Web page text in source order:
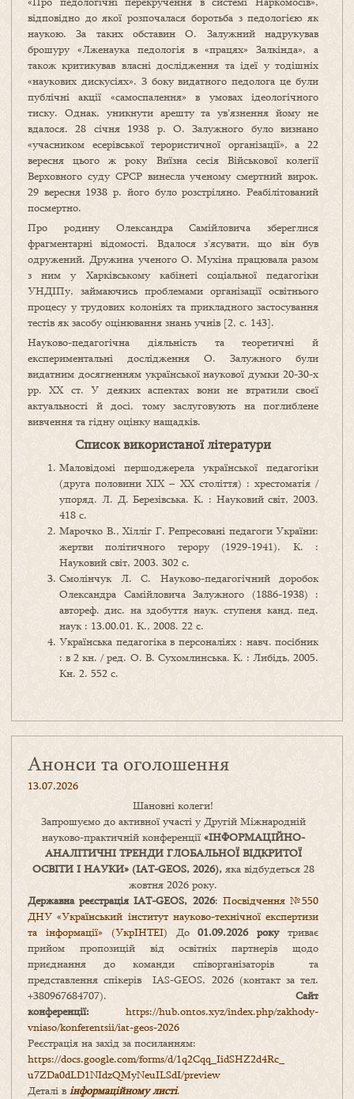
відповідно до якої розпочалася боротьба з педологією як
наукою. За таких обставин О. Залужний надрукував
брошуру «Лженаука педологія в «працях» Залкінда», а
також критикував власні дослідження та ідеї у тодішніх
«наукових дискусіях». З боку видатного педолога це були
публічні акції «самоспалення» в умовах ідеологічного
тиску. Однак, уникнути арешту та ув’язнення йому не
вдалося. 28 січня 1938 р. О. Залужного було визнано
«учасником есерівської терористичної організації», а 22
вересня цього ж року Виїзна сесія Військової колегії
Верховного суду СРСР винесла ученому смертний вирок.
29 вересня 1938 р. його було розстріляно. Реабілітований
посмертно.
Про родину Олександра Самійловича збереглися
фрагментарні відомості. Вдалося з’ясувати, що він був
одружений. Дружина ученого О. Мухіна працювала разом
з ним у Харківському кабінеті соціальної педагогіки
УНДІПу, займаючись проблемами організації освітнього
процесу у трудових колоніях та прикладного застосування
тестів як засобу оцінювання знань учнів [2, c. 143].
Науково-педагогічна діяльність та теоретичні й
експериментальні дослідження О. Залужного були
видатним досягненням української наукової думки 20-30-х
рр. ХХ ст. У деяких аспектах вони не втратили своєї
актуальності й досі, тому заслуговують на поглиблене
вивчення та гідну оцінку нащадків.
Список використаної літератури
Маловідомі першоджерела української педагогіки
(друга половини ХІХ – ХХ століття) : хрестоматія /
упоряд. Л. Д. Березівська. К. : Науковий світ, 2003.
418 с.
Марочко В., Хілліг Г. Репресовані педагоги України:
жертви політичного терору (1929-1941). К. :
Науковий світ, 2003. 302 с.
Смолінчук Л. С. Науково-педагогічний доробок
Олександра Самійловича Залужного (1886-1938) :
автореф. дис. на здобуття наук. ступеня канд. пед.
наук : 13.00.01. К., 2008. 22 с.
Українська педагогіка в персоналіях : навч. посібник
: в 2 кн. / ред. О. В. Сухомлинська. К. : Либідь, 2005.
Кн. 2. 552 с.
Анонси та оголошення
13.07.2026
Шановні колеги!
Запрошуємо до активної участі у Другій Міжнародній
науково-практичній конференції «ІНФОРМАЦІЙНО-
АНАЛІТИЧНІ ТРЕНДИ ГЛОБАЛЬНОЇ ВІДКРИТОЇ
ОСВІТИ І НАУКИ» (IAT-GEOS, 2026),яка відбудеться 28
жовтня 2026 року.
Державна реєстрація IAT-GEOS, 2026: Посвідчення №550
ДНУ «Український інститут науково-технічної експертизи
та інформації» (УкрІНТЕІ) До01.09.2026 рокутриває
прийом пропозицій від освітніх партнерів щодо
приєднання до команди співорганізаторів та
представлення спікерів IAS-GEOS, 2026 (контакт за тел.
+380967684707). Сайт
конференції: https://hub.ontos.xyz/index.php/zakhody-
vniaso/konferentsii/iat-geos-2026
Реєстрація на захід за посиланням:
https://docs.google.com/forms/d/1q2Cqq_IidSHZ2d4Rc_
u7ZDa0dLD1NIdzQMyNeuILSdI/preview
Деталі в інформаційному листі.